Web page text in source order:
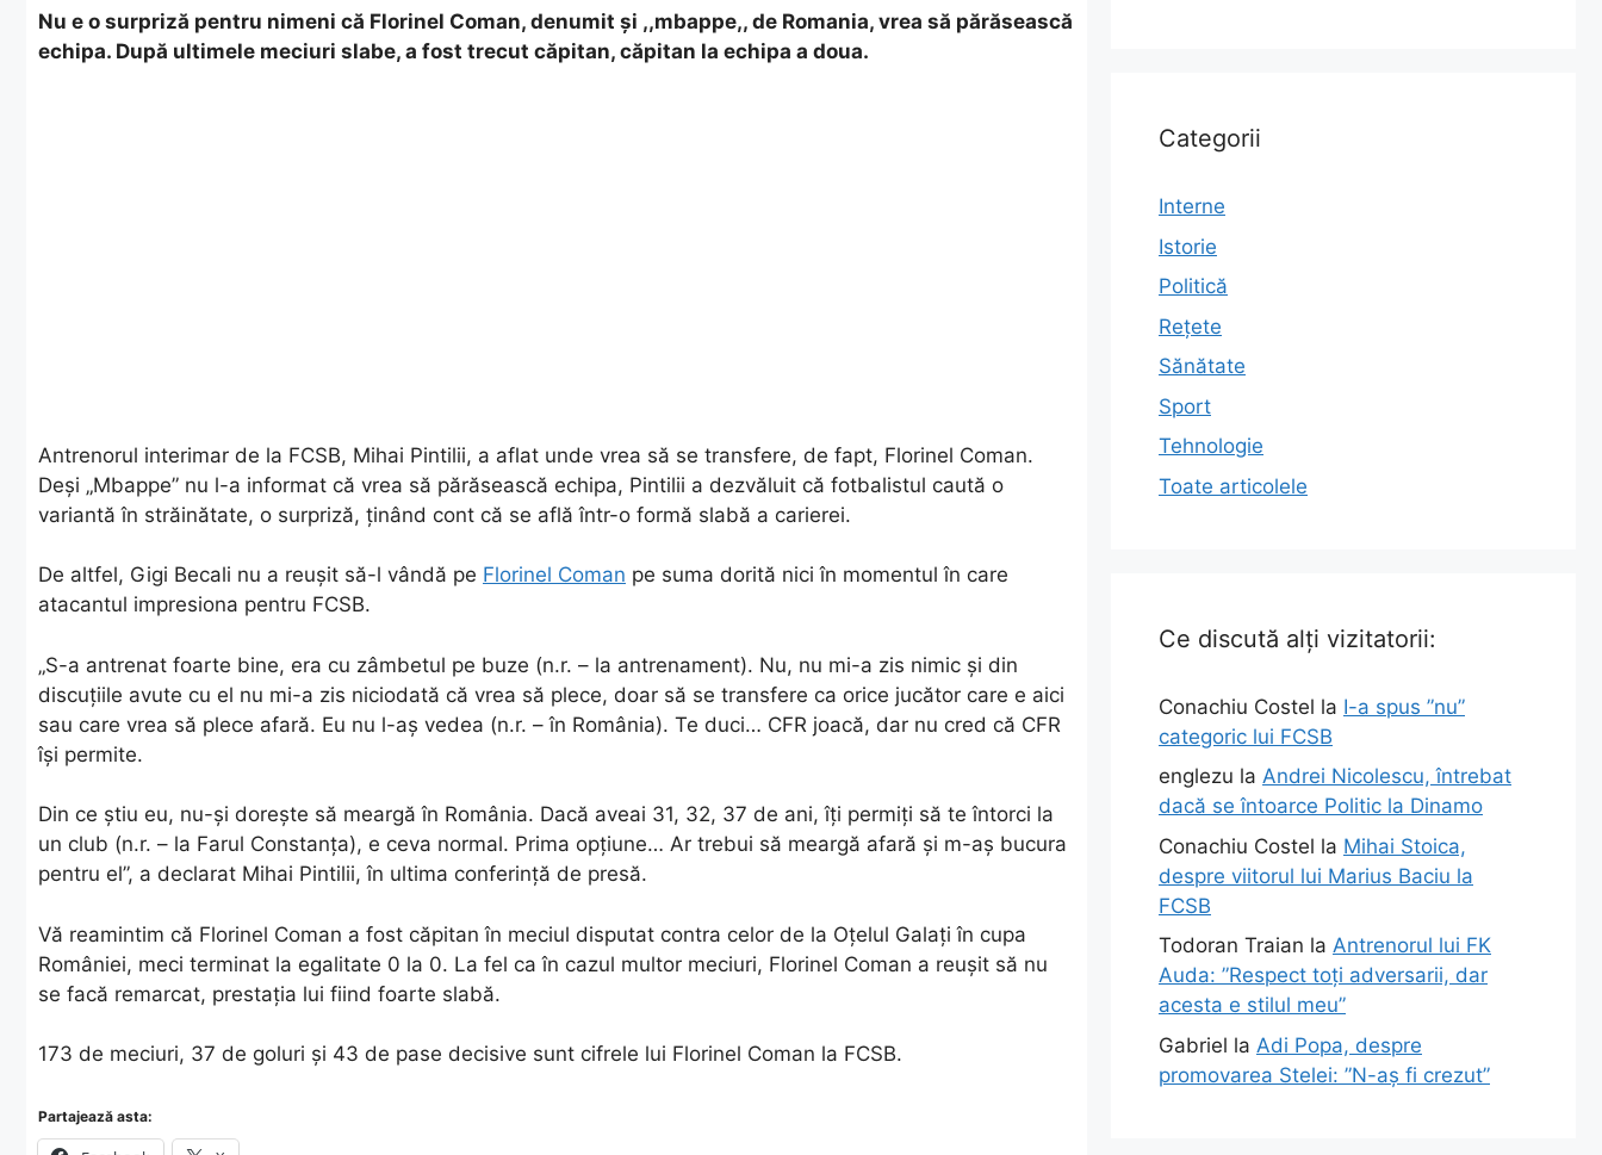
Nu e o surpriză pentru nimeni că Florinel Coman, denumit și ,,mbappe,, de Romania, vrea să părăsească
echipa. După ultimele meciuri slabe, a fost trecut căpitan, căpitan la echipa a doua.
Antrenorul interimar de la FCSB, Mihai Pintilii, a aflat unde vrea să se transfere, de fapt, Florinel Coman.
Deşi „Mbappe” nu l-a informat că vrea să părăsească echipa, Pintilii a dezvăluit că fotbalistul caută o
variantă în străinătate, o surpriză, ţinând cont că se află într-o formă slabă a carierei.
De altfel, Gigi Becali nu a reuşit să-l vândă pe Florinel Coman pe suma dorită nici în momentul în care
atacantul impresiona pentru FCSB.
„S-a antrenat foarte bine, era cu zâmbetul pe buze (n.r. – la antrenament). Nu, nu mi-a zis nimic şi din
discuţiile avute cu el nu mi-a zis niciodată că vrea să plece, doar să se transfere ca orice jucător care e aici
sau care vrea să plece afară. Eu nu l-aş vedea (n.r. – în România). Te duci… CFR joacă, dar nu cred că CFR
îşi permite.
Din ce ştiu eu, nu-şi doreşte să meargă în România. Dacă aveai 31, 32, 37 de ani, îţi permiţi să te întorci la
un club (n.r. – la Farul Constanţa), e ceva normal. Prima opţiune… Ar trebui să meargă afară şi m-aş bucura
pentru el”, a declarat Mihai Pintilii, în ultima conferinţă de presă.
Vă reamintim că Florinel Coman a fost căpitan în meciul disputat contra celor de la Oțelul Galați în cupa
României, meci terminat la egalitate 0 la 0. La fel ca în cazul multor meciuri, Florinel Coman a reușit să nu
se facă remarcat, prestația lui fiind foarte slabă.
173 de meciuri, 37 de goluri şi 43 de pase decisive sunt cifrele lui Florinel Coman la FCSB.
Partajează asta:
Categorii
Interne
Istorie
Politică
Rețete
Sănătate
Sport
Tehnologie
Toate articolele
Ce discută alți vizitatorii:
Conachiu Costel la I-a spus ”nu”
categoric lui FCSB
englezu la Andrei Nicolescu, întrebat
dacă se întoarce Politic la Dinamo
Conachiu Costel la Mihai Stoica,
despre viitorul lui Marius Baciu la
FCSB
Todoran Traian la Antrenorul lui FK
Auda: ”Respect toți adversarii, dar
acesta e stilul meu”
Gabriel la Adi Popa, despre
promovarea Stelei: ”N-aș fi crezut”